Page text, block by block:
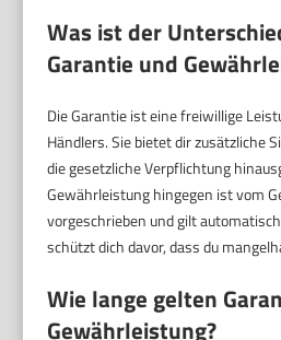
Was ist der
Garantie und
Die Garantie ist eine freiwillige
Händlers. Sie bietet dir zusätzliche
die gesetzliche Verpflichtung
Gewährleistung hingegen ist vom
vorgeschrieben und gilt
schützt dich davor, dass du
Wie lange gelten
Gewährleistung?